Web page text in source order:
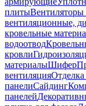
плиты
вентиляционные,
кровельные
водоотвод
кровли
материалыШифер
вентиляцияОтделка
панелиСайдинг
панелей